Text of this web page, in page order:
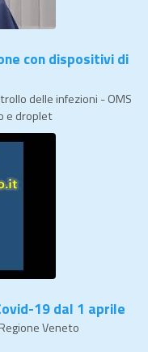
con dispositivi di
delle infezioni - OMS
e droplet
19 dal 1 aprile
Veneto